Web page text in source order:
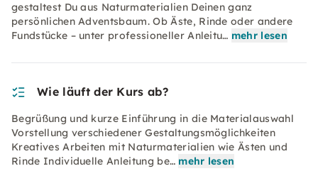
gestaltest Du aus Naturmaterialien Deinen ganz
persönlichen Adventsbaum. Ob Äste, Rinde oder andere
Fundstücke – unter professioneller Anleitu… mehr lesen
Wie läuft der Kurs ab?
Begrüßung und kurze Einführung in die Materialauswahl
Vorstellung verschiedener Gestaltungsmöglichkeiten
Kreatives Arbeiten mit Naturmaterialien wie Ästen und
Rinde Individuelle Anleitung be… mehr lesen